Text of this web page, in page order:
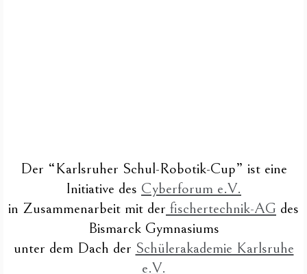
Der “Karlsruher Schul-Robotik-Cup” ist eine
Initiative des Cyberforum e.V.
in Zusammenarbeit mit der fischertechnik-AG des
Bismarck Gymnasiums
unter dem Dach der Schülerakademie Karlsruhe
e.V.